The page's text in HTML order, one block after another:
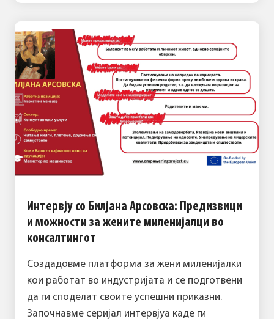
Интервју со Билјана Арсовска: Предизвици
и можности за жените миленијалци во
консалтингот
Создадовме платформа за жени миленијалки
кои работат во индустријата и се подготвени
да ги споделат своите успешни приказни.
Започнавме серијал интервјуа каде ги